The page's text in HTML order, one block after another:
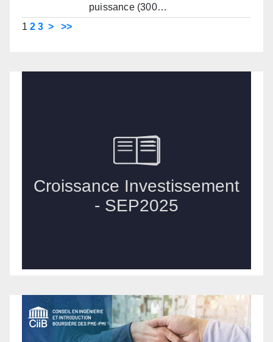
puissance (300…
1 2 3 > >>